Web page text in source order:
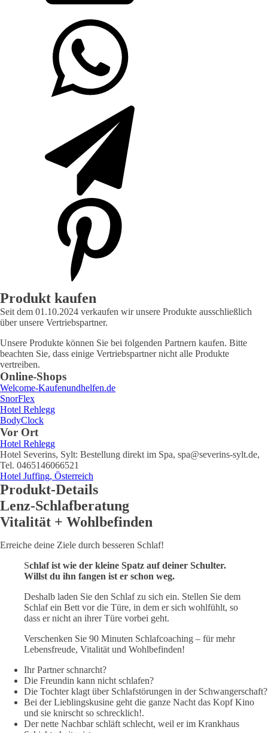
Produkt kaufen
Seit dem 01.10.2024 verkaufen wir unsere Produkte ausschließlich
über unsere Vertriebspartner.
Unsere Produkte können Sie bei folgenden Partnern kaufen. Bitte
beachten Sie, dass einige Vertriebspartner nicht alle Produkte
vertreiben.
Online-Shops
Welcome-Kaufenundhelfen.de
SnorFlex
Hotel Rehlegg
BodyClock
Vor Ort
Hotel Rehlegg
Hotel Severins, Sylt: Bestellung direkt im Spa, spa@severins-sylt.de,
Tel. 0465146066521
Hotel Juffing, Österreich
Produkt-Details
Lenz-Schlafberatung
Vitalität + Wohlbefinden
Erreiche deine Ziele durch besseren Schlaf!
Schlaf ist wie der kleine Spatz auf deiner Schulter.
Willst du ihn fangen ist er schon weg.
Deshalb laden Sie den Schlaf zu sich ein. Stellen Sie dem
Schlaf ein Bett vor die Türe, in dem er sich wohlfühlt, so
dass er nicht an ihrer Türe vorbei geht.
Verschenken Sie 90 Minuten Schlafcoaching – für mehr
Lebensfreude, Vitalität und Wohlbefinden!
Ihr Partner schnarcht?
Die Freundin kann nicht schlafen?
Die Tochter klagt über Schlafstörungen in der Schwangerschaft?
Bei der Lieblingskusine geht die ganze Nacht das Kopf Kino
und sie knirscht so schrecklich!.
Der nette Nachbar schläft schlecht, weil er im Krankhaus